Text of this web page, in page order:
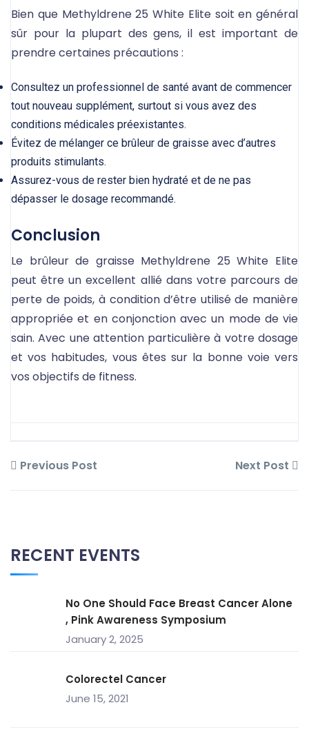
Bien que Methyldrene 25 White Elite soit en général
sûr pour la plupart des gens, il est important de
prendre certaines précautions :
Consultez un professionnel de santé avant de commencer
tout nouveau supplément, surtout si vous avez des
conditions médicales préexistantes.
Évitez de mélanger ce brûleur de graisse avec d’autres
produits stimulants.
Assurez-vous de rester bien hydraté et de ne pas
dépasser le dosage recommandé.
Conclusion
Le brûleur de graisse Methyldrene 25 White Elite
peut être un excellent allié dans votre parcours de
perte de poids, à condition d’être utilisé de manière
appropriée et en conjonction avec un mode de vie
sain. Avec une attention particulière à votre dosage
et vos habitudes, vous êtes sur la bonne voie vers
vos objectifs de fitness.
Previous Post Next Post
RECENT EVENTS
No One Should Face Breast Cancer Alone
, Pink Awareness Symposium
January 2, 2025
Colorectel Cancer
June 15, 2021